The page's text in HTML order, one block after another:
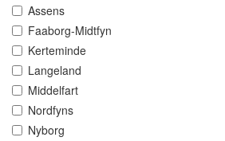
Assens
Faaborg-Midtfyn
Kerteminde
Langeland
Middelfart
Nordfyns
Nyborg